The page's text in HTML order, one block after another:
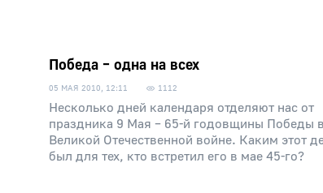
Победа – одна на всех
05 МАЯ 2010, 12:11 1112
Несколько дней календаря отделяют нас от
праздника 9 Мая – 65-й годовщины Победы в
Великой Отечественной войне. Каким этот
был для тех, кто встретил его в мае 45-го?